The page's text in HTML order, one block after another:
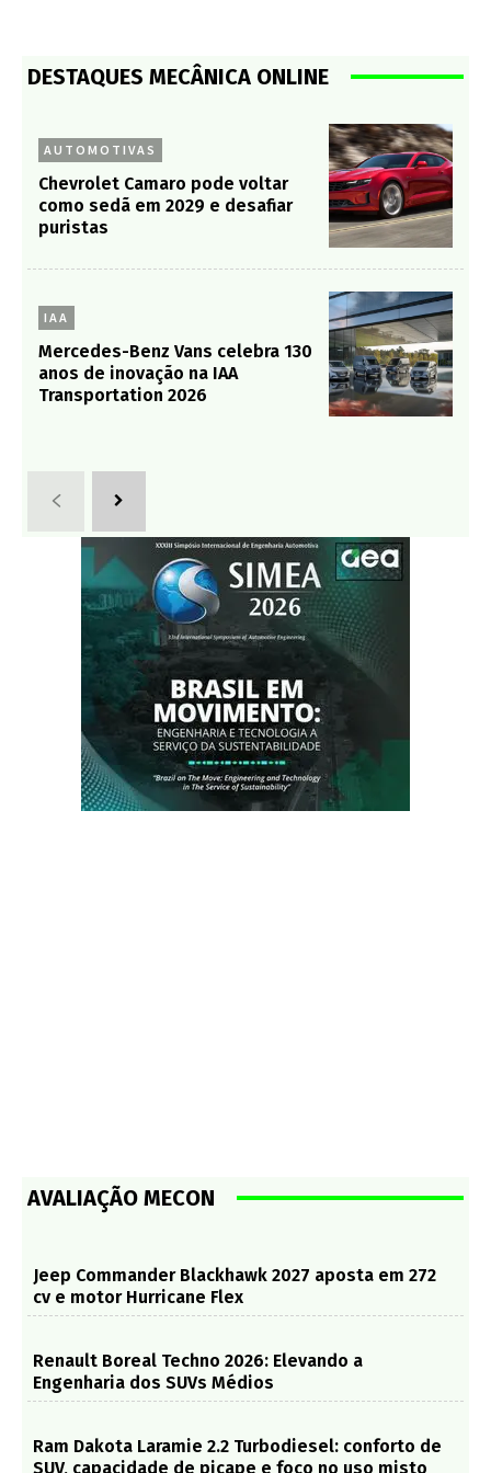
DESTAQUES MECÂNICA ONLINE
AUTOMOTIVAS
Chevrolet Camaro pode voltar
como sedã em 2029 e desafiar
puristas
IAA
Mercedes-Benz Vans celebra 130
anos de inovação na IAA
Transportation 2026
AVALIAÇÃO MECON
Jeep Commander Blackhawk 2027 aposta em 272
cv e motor Hurricane Flex
Renault Boreal Techno 2026: Elevando a
Engenharia dos SUVs Médios
Ram Dakota Laramie 2.2 Turbodiesel: conforto de
SUV, capacidade de picape e foco no uso misto